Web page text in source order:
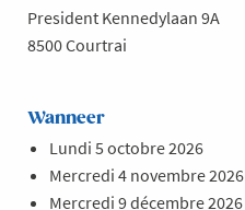
President Kennedylaan 9A
8500 Courtrai
Wanneer
Lundi 5 octobre 2026
Mercredi 4 novembre 2026
Mercredi 9 décembre 2026